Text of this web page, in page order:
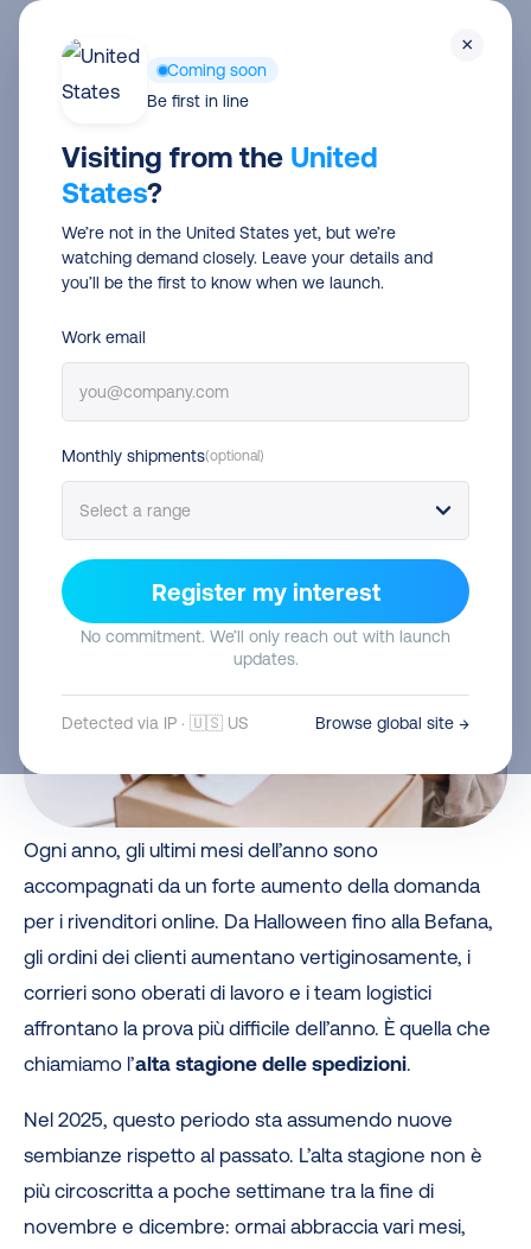
Skip
Festività e periodi di picco
Come dominare i picchi
delle spedizioni: guida
definitiva per ecommerce
Ogni anno, gli ultimi mesi dell’anno sono
accompagnati da un forte aumento della domanda
per i rivenditori online. Da Halloween fino alla Befana,
gli ordini dei clienti aumentano vertiginosamente, i
corrieri sono oberati di lavoro e i team logistici
affrontano la prova più difficile dell’anno. È quella che
chiamiamo l’alta stagione delle spedizioni.
Nel 2025, questo periodo sta assumendo nuove
sembianze rispetto al passato. L’alta stagione non è
più circoscritta a poche settimane tra la fine di
novembre e dicembre: ormai abbraccia vari mesi,
×
Coming soon
Be first in line
Visiting from the United
States?
We’re not in the United States yet, but we’re
watching demand closely. Leave your details and
you’ll be the first to know when we launch.
Work email
Monthly shipments(optional)
Register my interest
No commitment. We’ll only reach out with launch
updates.
Detected via IP · 🇺🇸 US Browse global site →